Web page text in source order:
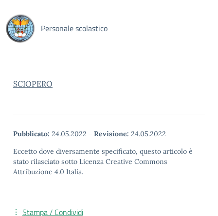
Personale scolastico
SCIOPERO
Pubblicato: 24.05.2022 - Revisione: 24.05.2022
Eccetto dove diversamente specificato, questo articolo è
stato rilasciato sotto Licenza Creative Commons
Attribuzione 4.0 Italia.
Stampa / Condividi